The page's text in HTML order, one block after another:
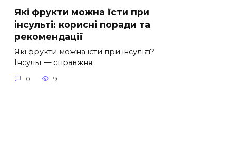
Які фрукти можна їсти при
інсульті: корисні поради та
рекомендації
Які фрукти можна їсти при інсульті?
Інсульт — справжня
0 9